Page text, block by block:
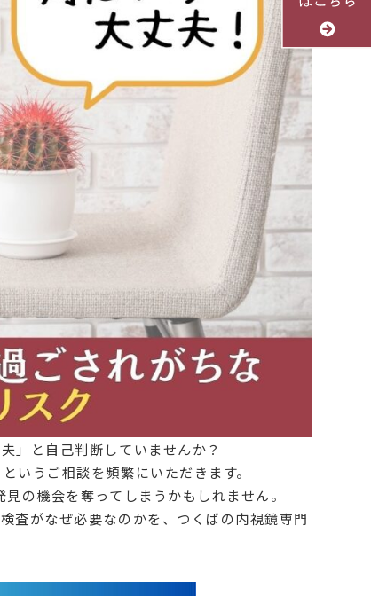
」と自己判断していませんか？
いうご相談を頻繁にいただきます。
の機会を奪ってしまうかもしれません。
査がなぜ必要なのかを、つくばの内視鏡専門